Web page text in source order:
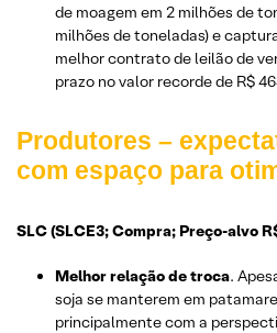
de moagem em 2 milhões de
milhões de toneladas) e
melhor contrato de leilão de
prazo no valor recorde de R$
Produtores –
com espaço para
SLC (SLCE3; Compra; Preço-alvo
Melhor relação de troca.
soja se manterem em
principalmente com a